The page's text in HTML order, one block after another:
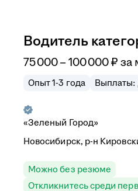
Водитель
75 000–100 000₽ за
Опыт 1-3 года Выплаты:
«Зеленый Город»
Новосибирск, р-н
Можно без резюме
Откликнитесь среди